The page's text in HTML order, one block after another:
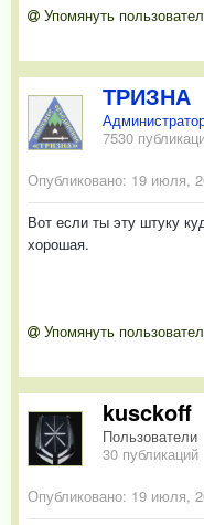
Упомянуть
ТРИЗНА
7530
Опубликовано: 19 июля,
Вот если ты эту штуку
хорошая.
Упомянуть
kusckoff
Пользователи
30 публикаций
Опубликовано: 19 июля,